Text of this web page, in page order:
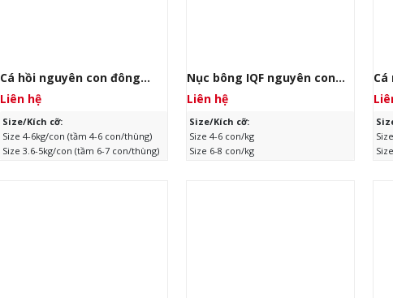
Cá hồi nguyên con đông
lạnh (bỏ đầu bỏ nội nạng)
Liên hệ
Size/Kích cỡ:
Size 4-6kg/con (tầm 4-6 con/thùng)
Size 3.6-5kg/con (tầm 6-7 con/thùng)
Nục bông IQF nguyên con
đông lạnh
Liên hệ
Size/Kích cỡ:
Size 4-6 con/kg
Size 6-8 con/kg